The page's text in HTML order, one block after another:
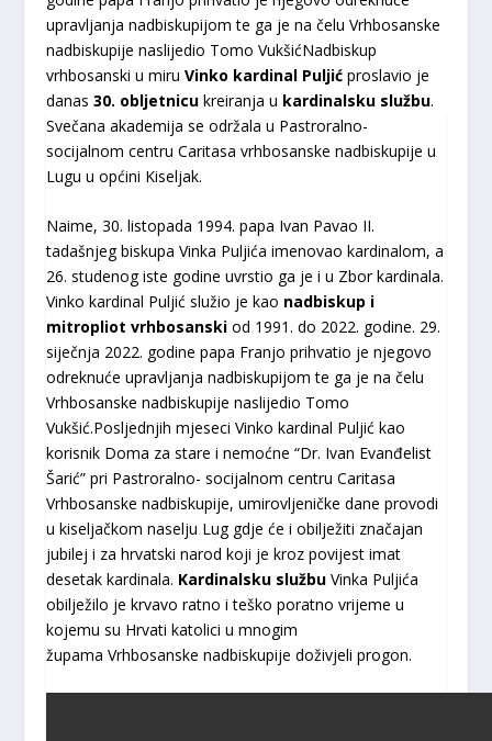
upravljanja nadbiskupijom te ga je na čelu Vrhbosanske
nadbiskupije naslijedio Tomo VukšićNadbiskup
vrhbosanski u miruVinko kardinal Puljić proslavio je
danas30. obljetnicu kreiranja u kardinalsku službu.
Svečana akademija se održala u Pastroralno-
socijalnom centru Caritasa vrhbosanske nadbiskupije u
Lugu u općini Kiseljak.
Naime, 30. listopada 1994. papa Ivan Pavao II.
tadašnjeg biskupa Vinka Puljića imenovao kardinalom, a
26. studenog iste godine uvrstio ga je i u Zbor kardinala.
Vinko kardinal Puljić služio je kao nadbiskup i
mitropliot vrhbosanski od 1991. do 2022. godine. 29.
siječnja 2022. godine papa Franjo prihvatio je njegovo
odreknuće upravljanja nadbiskupijom te ga je na čelu
Vrhbosanske nadbiskupije naslijedio Tomo
Vukšić.Posljednjih mjeseci Vinko kardinal Puljić kao
korisnik Doma za stare i nemoćne “Dr. Ivan Evanđelist
Šarić” pri Pastroralno- socijalnom centru Caritasa
Vrhbosanske nadbiskupije, umirovljeničke dane provodi
u kiseljačkom naselju Lug gdje će i obilježiti značajan
jubilej i za hrvatski narod koji je kroz povijest imat
desetak kardinala. Kardinalsku službu Vinka Puljića
obilježilo je krvavo ratno i teško poratno vrijeme u
kojemu su Hrvati katolici u mnogim
župama Vrhbosanske nadbiskupije doživjeli progon.